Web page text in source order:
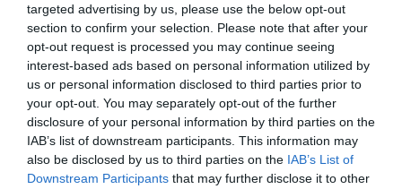
targeted advertising by us, please use the below opt-out
section to confirm your selection. Please note that after your
opt-out request is processed you may continue seeing
interest-based ads based on personal information utilized by
us or personal information disclosed to third parties prior to
your opt-out. You may separately opt-out of the further
disclosure of your personal information by third parties on the
IAB’s list of downstream participants. This information may
also be disclosed by us to third parties on the IAB’s List of
Downstream Participants that may further disclose it to other